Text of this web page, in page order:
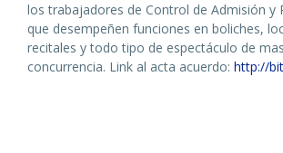
los trabajadores de Control de Admisión y
que desempeñen funciones en boliches,
recitales y todo tipo de espectáculo de
concurrencia. Link al acta acuerdo: http://